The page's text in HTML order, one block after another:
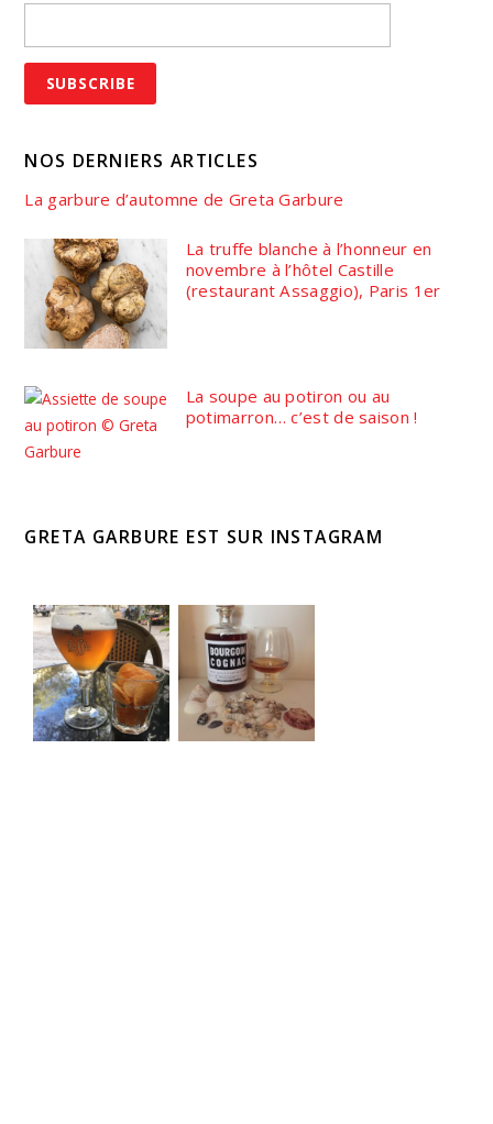
NOS DERNIERS ARTICLES
La garbure d’automne de Greta Garbure
La truffe blanche à l’honneur en
novembre à l’hôtel Castille
(restaurant Assaggio), Paris 1er
La soupe au potiron ou au
potimarron… c’est de saison !
GRETA GARBURE EST SUR INSTAGRAM